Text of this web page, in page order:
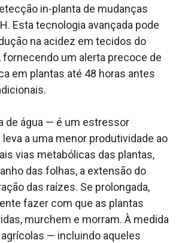
in-planta de mudanças
Esta tecnologia avançada pode
na acidez em tecidos do
fornecendo um alerta precoce de
em plantas até 48 horas antes
de água — é um estressor
a uma menor produtividade ao
vias metabólicas das plantas,
das folhas, a extensão do
das raízes. Se prolongada,
fazer com que as plantas
murchem e morram. À medida
— incluindo aqueles